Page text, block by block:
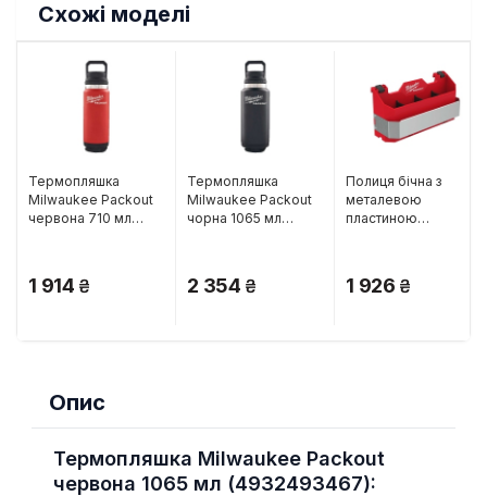
Схожі моделі
Термопляшка
Milwaukee Packout
червона 710 мл
1 914
Термопляшка
Milwaukee Packout
чорна 1065 мл
2 354
Полиця бічна з
металевою
пластиною
1 926
Опис
Термопляшка Milwaukee Packout
червона 1065 мл (4932493467):